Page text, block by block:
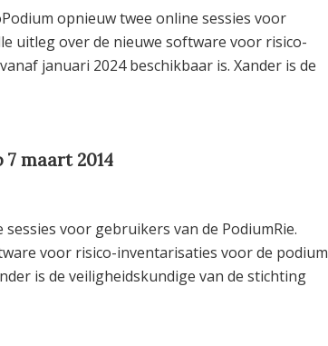
opnieuw twee online sessies voor
uitleg over de nieuwe software voor risico-
januari 2024 beschikbaar is. Xander is de
maart 2014
voor gebruikers van de PodiumRie.
voor risico-inventarisaties voor de podium
is de veiligheidskundige van de stichting